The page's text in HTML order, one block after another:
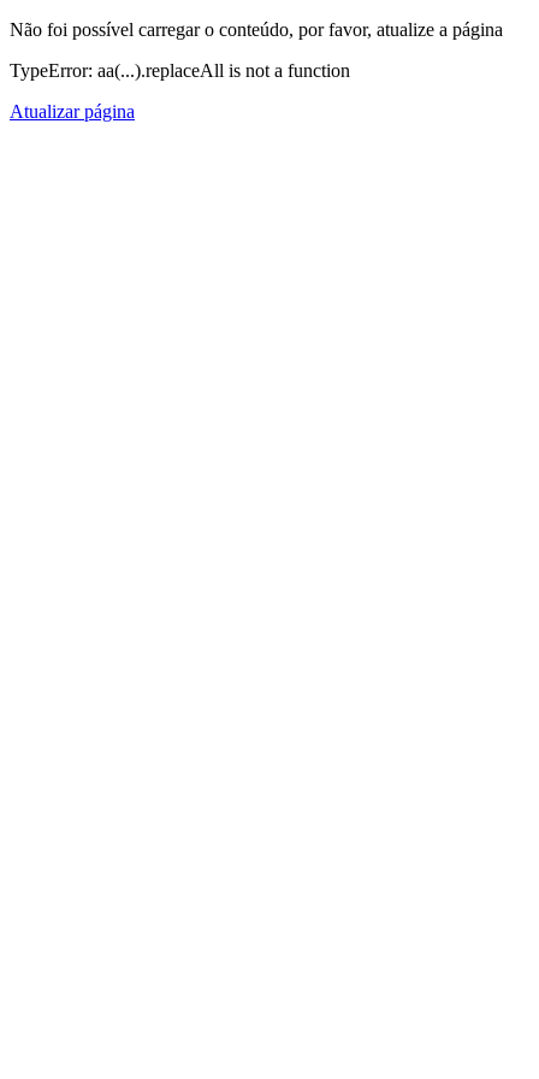
Não foi possível carregar o conteúdo, por favor, atualize a página
TypeError: aa(...).replaceAll is not a function
Atualizar página